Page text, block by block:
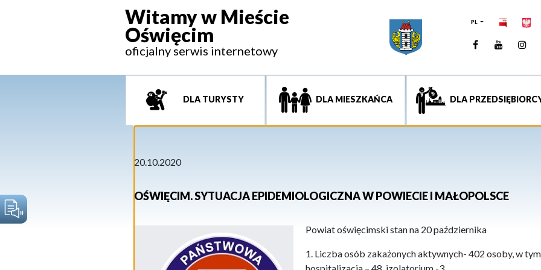
Witamy w Mieście
Oświęcim
oficjalny serwis internetowy
PL
Facebook
DLA TURYSTY DLA MIESZKAŃCA DLA
20.10.2020
OŚWIĘCIM. SYTUACJA EPIDEMIOLOGICZNA W POWIECIE I MAŁOPOLSCE
Powiat oświęcimski stan na 20 października
1. Liczba osób zakażonych aktywnych- 402 osoby, w